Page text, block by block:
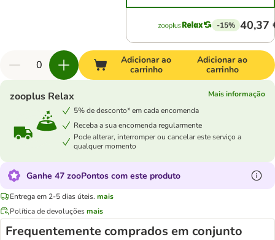
-15% 40,37
Adicionar ao
carrinho
Adicionar ao
carrinho
zooplus Relax
Mais informação
5% de desconto* em cada encomenda
Receba a sua encomenda regularmente
Pode alterar, interromper ou cancelar este serviço a
qualquer momento
Ganhe 47 zooPontos com este produto
Entrega em 2-5 dias úteis. mais
Política de devoluçõesmais
Frequentemente comprados em conjunto